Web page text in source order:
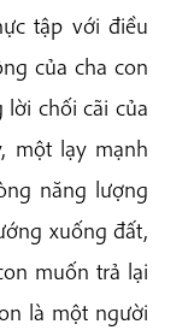
tập với điều
của cha con
chối cãi của
một lạy mạnh
năng lượng
xuống đất,
muốn trả lại
là một người